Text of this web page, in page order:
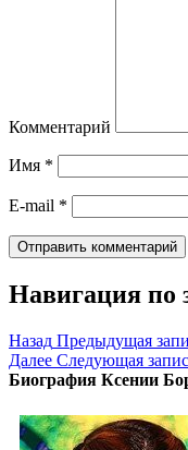
Комментарий
Имя *
E-mail *
Навигация по
Назад Предыдущая
Далее Следующая
Биография Ксении